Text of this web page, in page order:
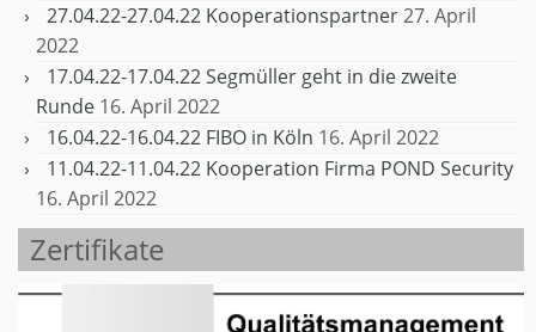
27.04.22-27.04.22 Kooperationspartner27. April
2022
17.04.22-17.04.22 Segmüller geht in die zweite
Runde 16. April 2022
16.04.22-16.04.22 FIBO in Köln 16. April 2022
11.04.22-11.04.22 Kooperation Firma POND Security
16. April 2022
Zertifikate